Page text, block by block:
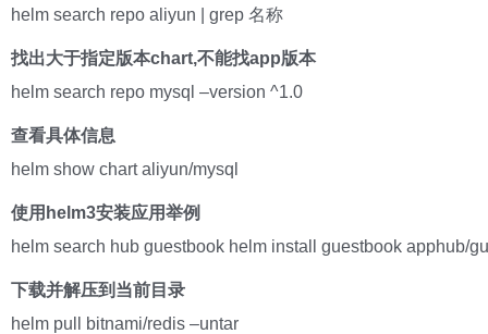
helm search repo aliyun | grep 名称
找出大于指定版本chart,不能找app版本
helm search repo mysql –version ^1.0
查看具体信息
helm show chart aliyun/mysql
使用helm3安装应用举例
helm search hub guestbook helm install guestbook apphub/
下载并解压到当前目录
helm pull bitnami/redis –untar